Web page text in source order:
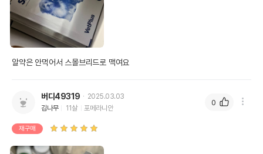
알약은 안먹어서 스몰브리드로 맥여요
버디49319
2025.03.03
김나무
11살 포메라니안
재구매
0